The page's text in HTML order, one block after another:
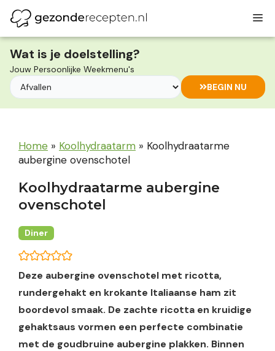
naar
de
inhoud
Wat is je doelstelling?
Jouw Persoonlijke Weekmenu's
BEGIN NU
Home » Koolhydraatarm » Koolhydraatarme
aubergine ovenschotel
Koolhydraatarme aubergine
ovenschotel
Diner
Deze aubergine ovenschotel met ricotta,
rundergehakt en krokante Italiaanse ham zit
boordevol smaak. De zachte ricotta en kruidige
gehaktsaus vormen een perfecte combinatie
met de goudbruine aubergine plakken. Binnen